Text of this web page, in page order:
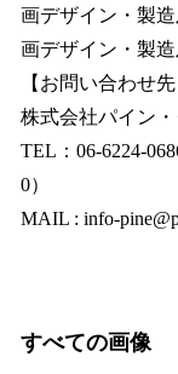
画デザイン・製
画デザイン・製
【お問い合わせ先
株式会社パイン・
TEL：06-6224-
0）
MAIL : info-
すべての画像